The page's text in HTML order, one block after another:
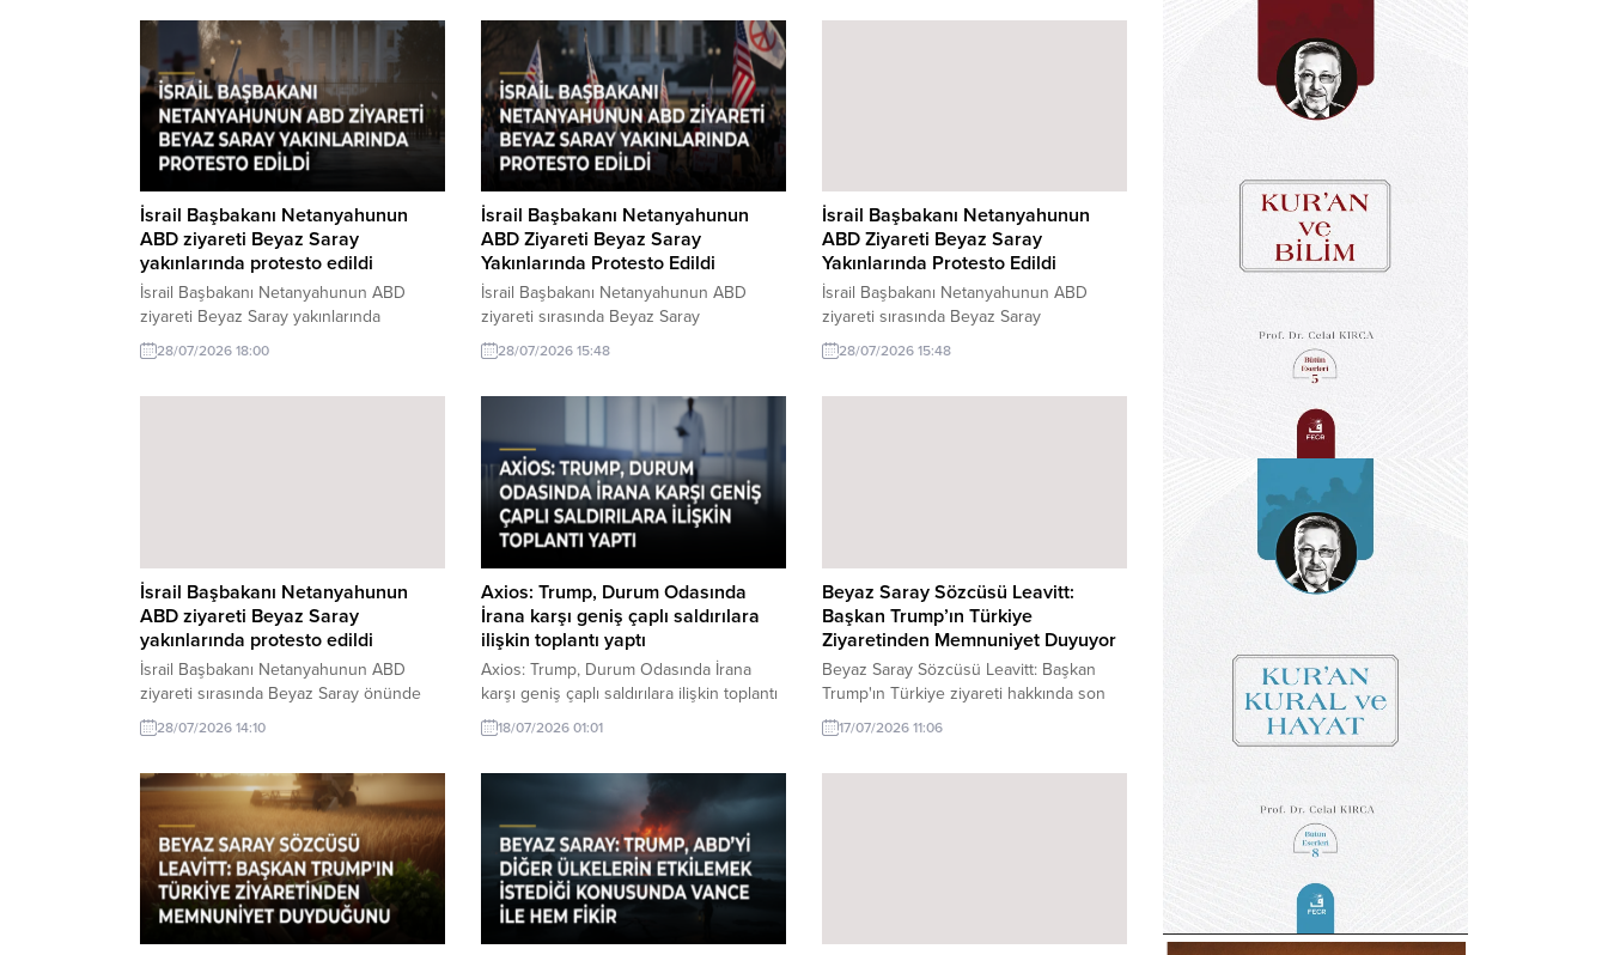
görüşme gerçekleştirdi. Bu görüşmenin
detayları ve sonuçları incelenecek.
gerçekleştirdi. İlişkilerin geleceği bu
toplantıda masaya yatırıldı.
İsrail Başbakanı Netanyahunun
ABD ziyareti Beyaz Saray
yakınlarında protesto edildi
İsrail Başbakanı Netanyahunun ABD
ziyareti Beyaz Saray yakınlarında
protesto edildi hakkında son gelişmeler.
İsrail Başbakanı Netanyahunun ABD
28/07/2026 18:00
İsrail Başbakanı Netanyahunun
ABD Ziyareti Beyaz Saray
Yakınlarında Protesto Edildi
İsrail Başbakanı Netanyahunun ABD
ziyareti sırasında Beyaz Saray
yakınlarında çeşitli gruplar tarafından
protestolar düzenlendi. Protestolar,
çıkanlar tarafından gerçekleştirildi.
28/07/2026 15:48
İsrail Başbakanı Netanyahunun
ABD Ziyareti Beyaz Saray
Yakınlarında Protesto Edildi
İsrail Başbakanı Netanyahunun ABD
ziyareti sırasında Beyaz Saray
yakınlarında çeşitli gruplar tarafından
protestolar düzenlendi. Protestolar,
28/07/2026 15:48
İsrail Başbakanı Netanyahunun
ABD ziyareti Beyaz Saray
yakınlarında protesto edildi
İsrail Başbakanı Netanyahunun ABD
ziyareti sırasında Beyaz Saray önünde
protestolar düzenlendi. Protestocular,
çeşitli taleplerle bir araya geldi.
28/07/2026 14:10
Axios: Trump, Durum Odasında
İrana karşı geniş çaplı saldırılara
ilişkin toplantı yaptı
Axios: Trump, Durum Odasında İrana
karşı geniş çaplı saldırılara ilişkin toplantı
yaptı hakkında son gelişmeler. Axios,
Trump'ın Durum Odası'nda İran'a karşı
artırma potansiyeli taşıyor.
18/07/2026 01:01
Beyaz Saray Sözcüsü Leavitt:
Başkan Trump’ın Türkiye
Ziyaretinden Memnuniyet Duyuyor
Beyaz Saray Sözcüsü Leavitt: Başkan
Trump'ın Türkiye ziyareti hakkında son
gelişmeler. Beyaz Saray Sözcüsü Leavitt,
Başkan Trump'ın Türkiye ziyaretinden
17/07/2026 11:06